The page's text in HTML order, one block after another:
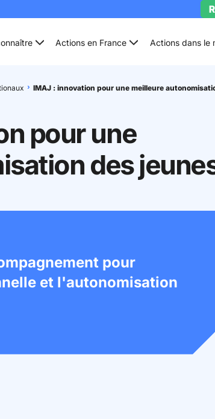
Actions en France Actions dans le
IMAJ : innovation pour une meilleure
pour une
des
pour
et l'autonomisation